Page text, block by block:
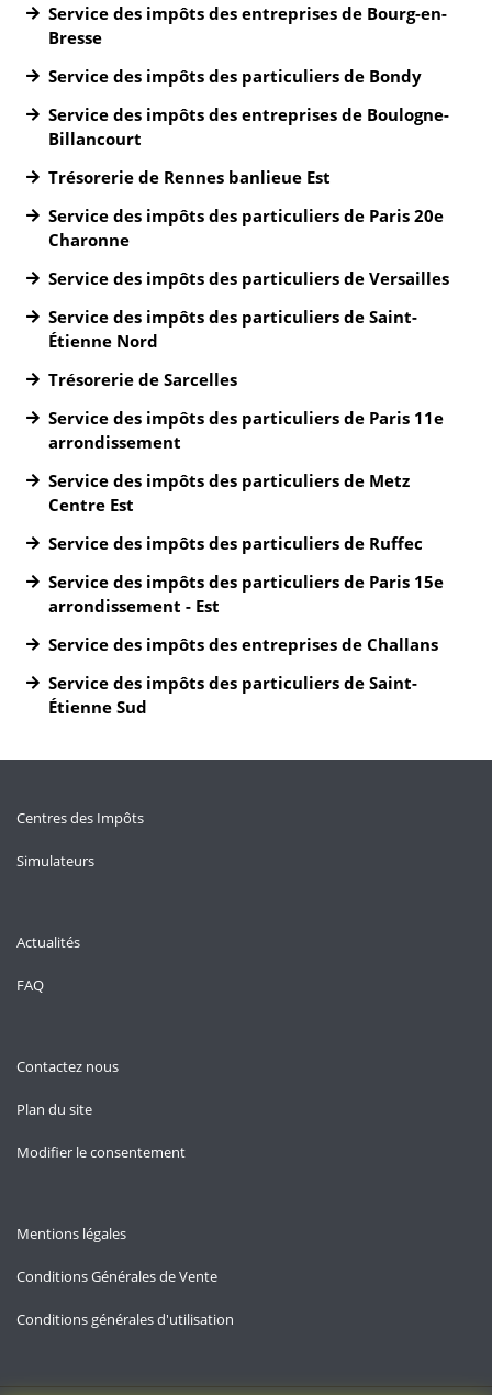
Service des impôts des entreprises de Bourg-en-
Bresse
Service des impôts des particuliers de Bondy
Service des impôts des entreprises de Boulogne-
Billancourt
Trésorerie de Rennes banlieue Est
Service des impôts des particuliers de Paris 20e
Charonne
Service des impôts des particuliers de Versailles
Service des impôts des particuliers de Saint-
Étienne Nord
Trésorerie de Sarcelles
Service des impôts des particuliers de Paris 11e
arrondissement
Service des impôts des particuliers de Metz
Centre Est
Service des impôts des particuliers de Ruffec
Service des impôts des particuliers de Paris 15e
arrondissement - Est
Service des impôts des entreprises de Challans
Service des impôts des particuliers de Saint-
Étienne Sud
Centres des Impôts
Simulateurs
Actualités
FAQ
Contactez nous
Plan du site
Modifier le consentement
Mentions légales
Conditions Générales de Vente
Conditions générales d'utilisation